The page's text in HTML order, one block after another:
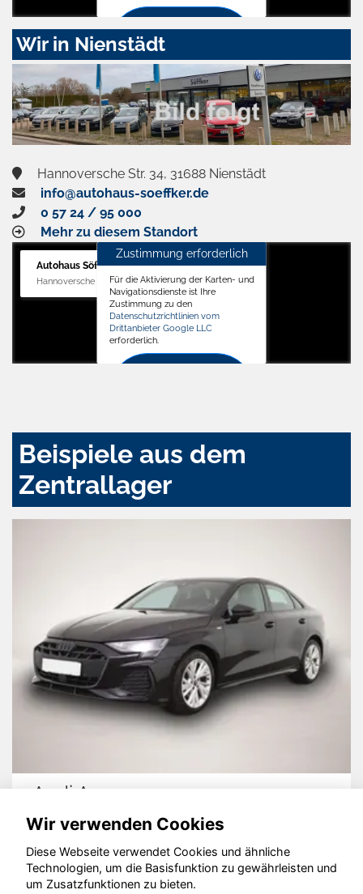
Zustimmen
aktivieren
Wir in Nienstädt
Hannoversche Str. 34, 31688 Nienstädt
info@autohaus-soeffker.de
0 57 24 / 95 000
Mehr zu diesem Standort
Autohaus Söffker GmbH
Hannoversche Str. 34, 31688 Nienstädt
Zustimmung erforderlich
Für die Aktivierung der Karten- und
Navigationsdienste ist Ihre
Zustimmung zu den
Datenschutzrichtlinien vom
Drittanbieter Google LLC
erforderlich.
Beispiele aus dem
Zentrallager
Audi A3
© konjunkturmotor.de GmbH 2020 - 2026
Wir verwenden Cookies
Diese Webseite verwendet Cookies und ähnliche
Technologien, um die Basisfunktion zu gewährleisten und
um Zusatzfunktionen zu bieten.